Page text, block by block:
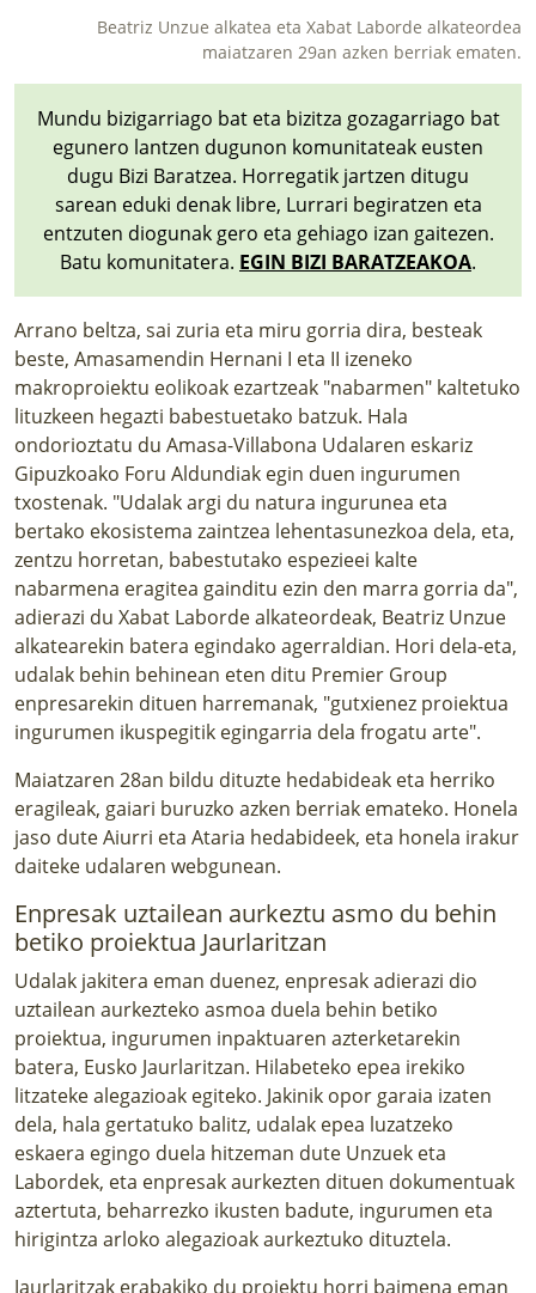
Beatriz Unzue alkatea eta Xabat Laborde alkateordea
maiatzaren 29an azken berriak ematen.
Mundu bizigarriago bat eta bizitza gozagarriago bat
egunero lantzen dugunon komunitateak eusten
dugu Bizi Baratzea. Horregatik jartzen ditugu
sarean eduki denak libre, Lurrari begiratzen eta
entzuten diogunak gero eta gehiago izan gaitezen.
Batu komunitatera. EGIN BIZI BARATZEAKOA.
Arrano beltza, sai zuria eta miru gorria dira, besteak
beste, Amasamendin Hernani I eta II izeneko
makroproiektu eolikoak ezartzeak "nabarmen" kaltetuko
lituzkeen hegazti babestuetako batzuk. Hala
ondorioztatu du Amasa-Villabona Udalaren eskariz
Gipuzkoako Foru Aldundiak egin duen ingurumen
txostenak. "Udalak argi du natura ingurunea eta
bertako ekosistema zaintzea lehentasunezkoa dela, eta,
zentzu horretan, babestutako espezieei kalte
nabarmena eragitea gainditu ezin den marra gorria da",
adierazi du Xabat Laborde alkateordeak, Beatriz Unzue
alkatearekin batera egindako agerraldian. Hori dela-eta,
udalak behin behinean eten ditu Premier Group
enpresarekin dituen harremanak, "gutxienez proiektua
ingurumen ikuspegitik egingarria dela frogatu arte".
Maiatzaren 28an bildu dituzte hedabideak eta herriko
eragileak, gaiari buruzko azken berriak emateko. Honela
jaso duteAiurri eta Ataria hedabideek, eta honela irakur
daiteke udalaren webgunean.
Enpresak uztailean aurkeztu asmo du behin
betiko proiektua Jaurlaritzan
Udalak jakitera eman duenez, enpresak adierazi dio
uztailean aurkezteko asmoa duela behin betiko
proiektua, ingurumen inpaktuaren azterketarekin
batera, Eusko Jaurlaritzan. Hilabeteko epea irekiko
litzateke alegazioak egiteko. Jakinik opor garaia izaten
dela, hala gertatuko balitz, udalak epea luzatzeko
eskaera egingo duela hitzeman dute Unzuek eta
Labordek, eta enpresak aurkezten dituen dokumentuak
aztertuta, beharrezko ikusten badute, ingurumen eta
hirigintza arloko alegazioak aurkeztuko dituztela.
Jaurlaritzak erabakiko du proiektu horri baimena eman